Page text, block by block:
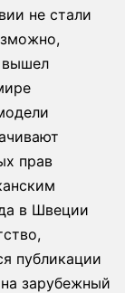
не стали
вышел
прав
в Швеции
публикации
зарубежный